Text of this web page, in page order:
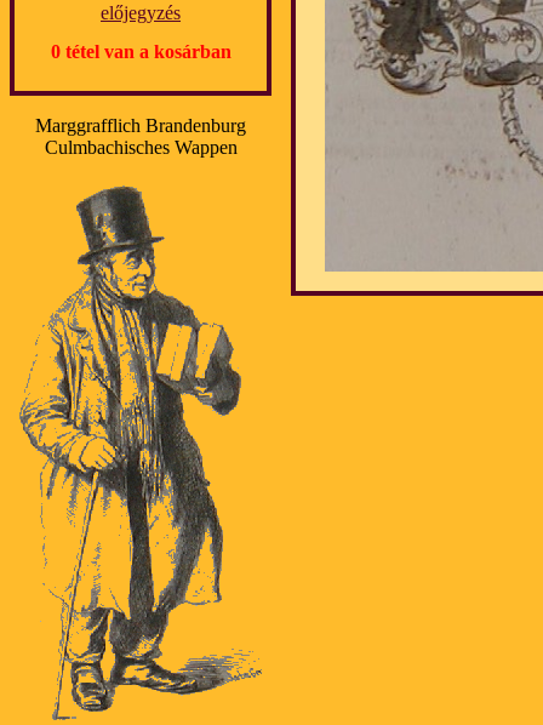
előjegyzés
0 tétel van a kosárban
Marggrafflich Brandenburg
Culmbachisches Wappen